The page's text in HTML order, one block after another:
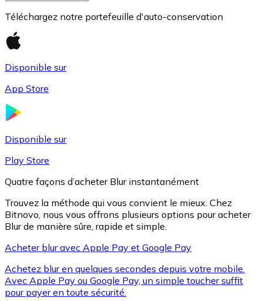
XRP
XRP
Téléchargez notre portefeuille d'auto-conservation
Disponible sur
App Store
Disponible sur
Play Store
Quatre façons d’acheter Blur instantanément
Trouvez la méthode qui vous convient le mieux. Chez
Bitnovo, nous vous offrons plusieurs options pour acheter
Blur de manière sûre, rapide et simple.
Acheter blur avec Apple Pay et Google Pay
Achetez blur en quelques secondes depuis votre mobile.
Avec Apple Pay ou Google Pay, un simple toucher suffit
pour payer en toute sécurité.